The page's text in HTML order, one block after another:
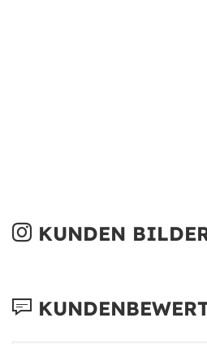
KUNDEN